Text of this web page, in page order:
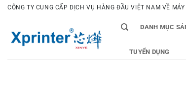
Bỏ
dung
CÔNG TY CUNG CẤP DỊCH VỤ HÀNG ĐẦU VIỆT NAM VỀ
DANH MỤC
TUYỂN DỤNG